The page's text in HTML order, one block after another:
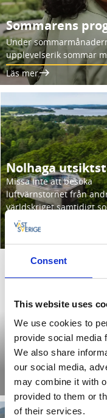
Consent
This website uses
We use cookies to
provide social media
We also share
our social media,
may combine it with
provided to them or
of their services.
Sommarens
Under
upplevelserik sommar
Läs mer
Nolhaga
Missa inte att besöka
luftvärnstornet från
världskriget samtidigt
får Alingsås bästa utsikt!
Nolhaga park
Nolhaga park är en
centrum
Läs mer